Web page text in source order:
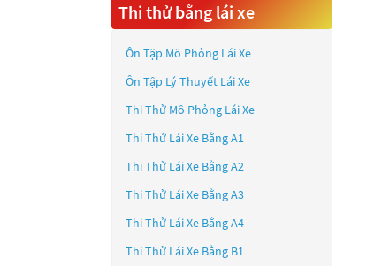
Thi thử bằng lái xe
Ôn Tập Mô Phỏng Lái Xe
Ôn Tập Lý Thuyết Lái Xe
Thi Thử Mô Phỏng Lái Xe
Thi Thử Lái Xe Bằng A1
Thi Thử Lái Xe Bằng A2
Thi Thử Lái Xe Bằng A3
Thi Thử Lái Xe Bằng A4
Thi Thử Lái Xe Bằng B1